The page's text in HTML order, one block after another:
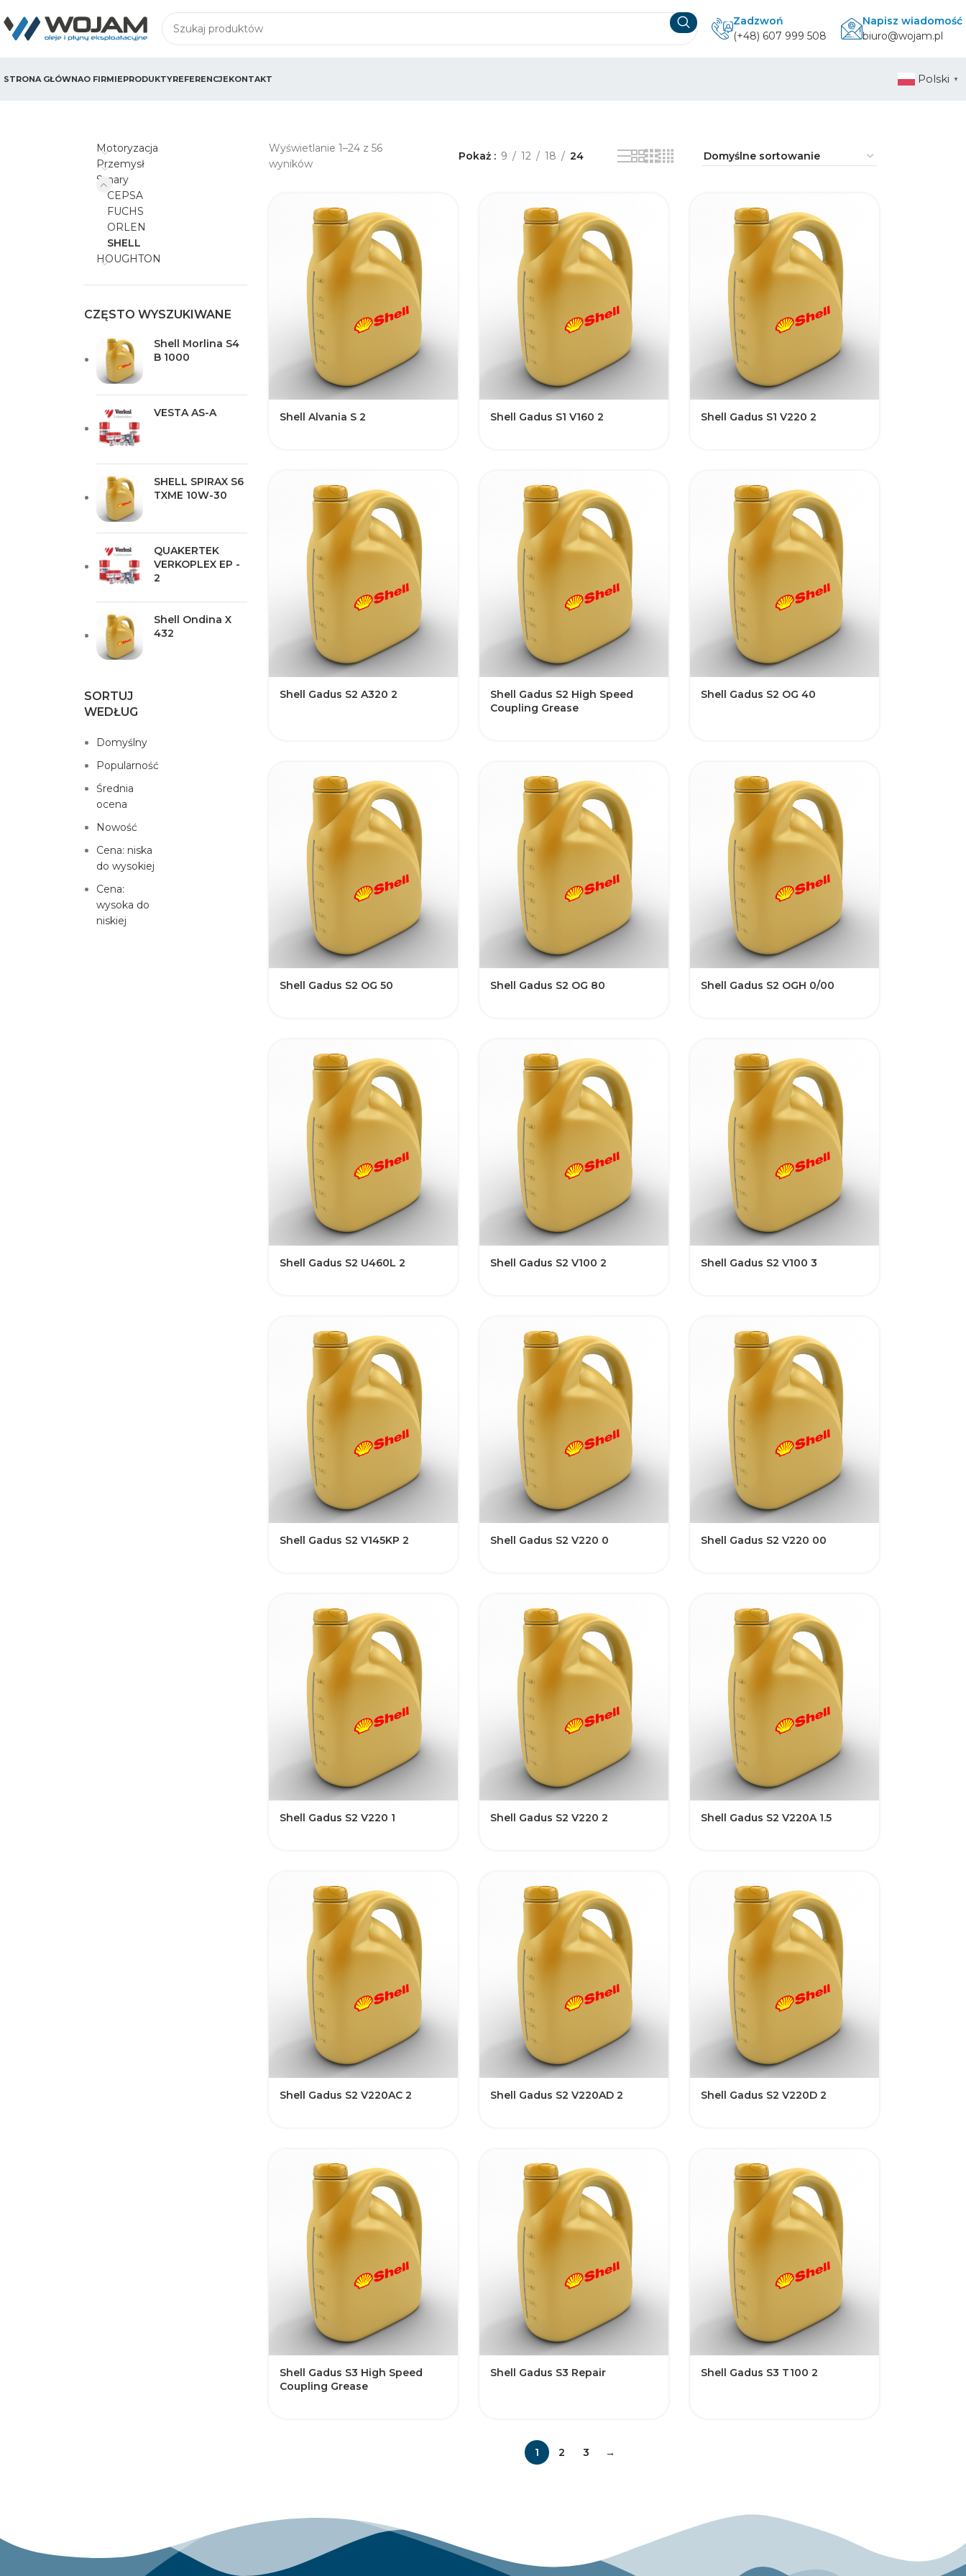
Zadzwoń
(+48) 607 999 508
Napisz wiadomość
biuro@wojam.pl
STRONA GŁÓWNAO FIRMIEPRODUKTYREFERENCJEKONTAKT Polski ▼
Motoryzacja
Przemysł
Smary
CEPSA
FUCHS
ORLEN
SHELL
HOUGHTON
CZĘSTO WYSZUKIWANE
Shell Morlina S4
B 1000
VESTA AS-A
SHELL SPIRAX S6
TXME 10W-30
QUAKERTEK
VERKOPLEX EP -
2
Shell Ondina X
432
SORTUJ
WEDŁUG
Domyślny
Popularność
Średnia
ocena
Nowość
Cena: niska
do wysokiej
Cena:
wysoka do
niskiej
Wyświetlanie 1–24 z 56
wyników
Pokaż 9 12 18 24
Shell Alvania S 2 Shell Gadus S1 V160 2 Shell Gadus S1 V220 2
Shell Gadus S2 A320 2
Shell Gadus S2 High Speed
Coupling Grease
Shell Gadus S2 OG 40
Shell Gadus S2 OG 50 Shell Gadus S2 OG 80 Shell Gadus S2 OGH 0/00
Shell Gadus S2 U460L 2 Shell Gadus S2 V100 2 Shell Gadus S2 V100 3
Shell Gadus S2 V145KP 2 Shell Gadus S2 V220 0 Shell Gadus S2 V220 00
Shell Gadus S2 V220 1 Shell Gadus S2 V220 2 Shell Gadus S2 V220A 1.5
Shell Gadus S2 V220AC 2 Shell Gadus S2 V220AD 2 Shell Gadus S2 V220D 2
Shell Gadus S3 High Speed
Coupling Grease
Shell Gadus S3 Repair Shell Gadus S3 T100 2
1 2 3 →